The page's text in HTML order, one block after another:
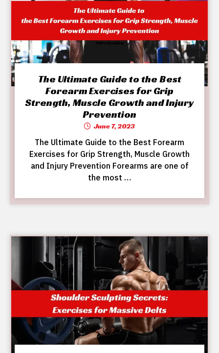
The Ultimate Guide to the Best
Forearm Exercises for Grip
Strength, Muscle Growth and Injury
Prevention
June 7, 2023
The Ultimate Guide to the Best Forearm
Exercises for Grip Strength, Muscle Growth
and Injury Prevention Forearms are one of
the most …